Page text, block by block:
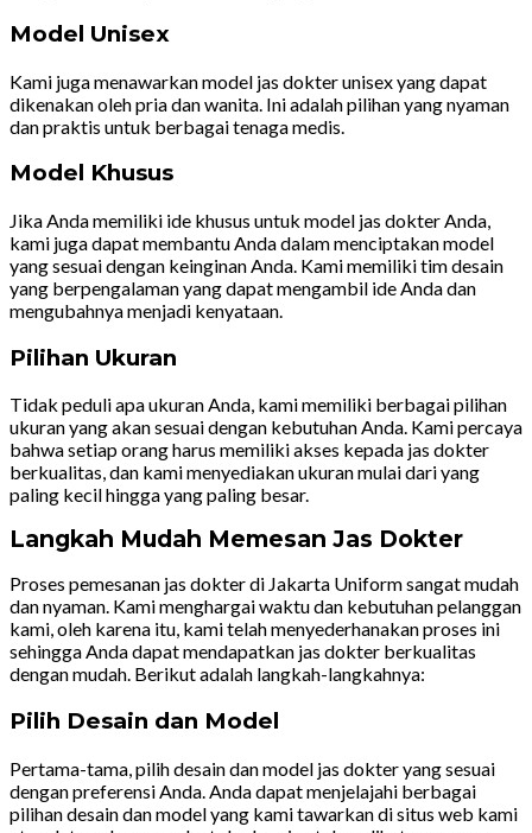
Model Unisex
Kami juga menawarkan model jas dokter unisex yang dapat
dikenakan oleh pria dan wanita. Ini adalah pilihan yang nyaman
dan praktis untuk berbagai tenaga medis.
Model Khusus
Jika Anda memiliki ide khusus untuk model jas dokter Anda,
kami juga dapat membantu Anda dalam menciptakan model
yang sesuai dengan keinginan Anda. Kami memiliki tim desain
yang berpengalaman yang dapat mengambil ide Anda dan
mengubahnya menjadi kenyataan.
Pilihan Ukuran
Tidak peduli apa ukuran Anda, kami memiliki berbagai pilihan
ukuran yang akan sesuai dengan kebutuhan Anda. Kami percaya
bahwa setiap orang harus memiliki akses kepada jas dokter
berkualitas, dan kami menyediakan ukuran mulai dari yang
paling kecil hingga yang paling besar.
Langkah Mudah Memesan Jas Dokter
Proses pemesanan jas dokter di Jakarta Uniform sangat mudah
dan nyaman. Kami menghargai waktu dan kebutuhan pelanggan
kami, oleh karena itu, kami telah menyederhanakan proses ini
sehingga Anda dapat mendapatkan jas dokter berkualitas
dengan mudah. Berikut adalah langkah-langkahnya:
Pilih Desain dan Model
Pertama-tama, pilih desain dan model jas dokter yang sesuai
dengan preferensi Anda. Anda dapat menjelajahi berbagai
pilihan desain dan model yang kami tawarkan di situs web kami